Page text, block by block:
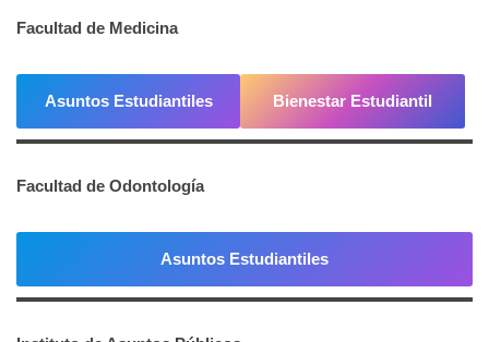
Facultad de Medicina
Asuntos Estudiantiles Bienestar Estudiantil
Facultad de Odontología
Asuntos Estudiantiles